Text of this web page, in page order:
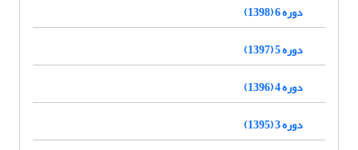
دوره 6 (1398)
دوره 5 (1397)
دوره 4 (1396)
دوره 3 (1395)